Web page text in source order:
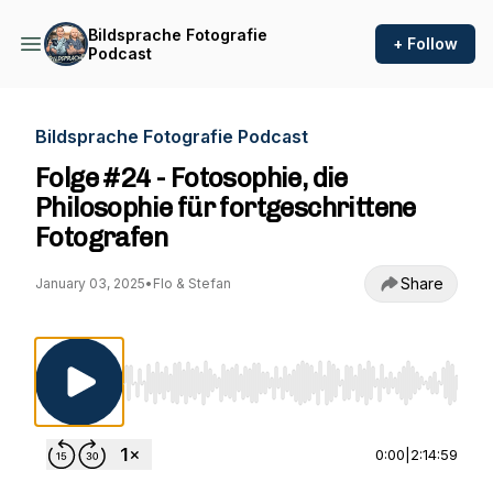
Bildsprache Fotografie
Podcast
+ Follow
Bildsprache Fotografie Podcast
Folge #24 - Fotosophie, die
Philosophie für fortgeschrittene
Fotografen
January 03, 2025• Flo & Stefan Share
Use Left/Right to seek, Home/End to jump
0:00 2:14:59